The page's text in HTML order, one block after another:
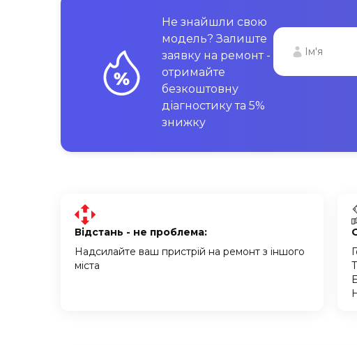
Не знайшли свою
модель? Залиште
заявку на ремонт -
отримайте
безкоштовну
діагностику та 5%
знижку
Відстань - не проблема:
Надсилайте ваш пристрій на ремонт з іншого
міста